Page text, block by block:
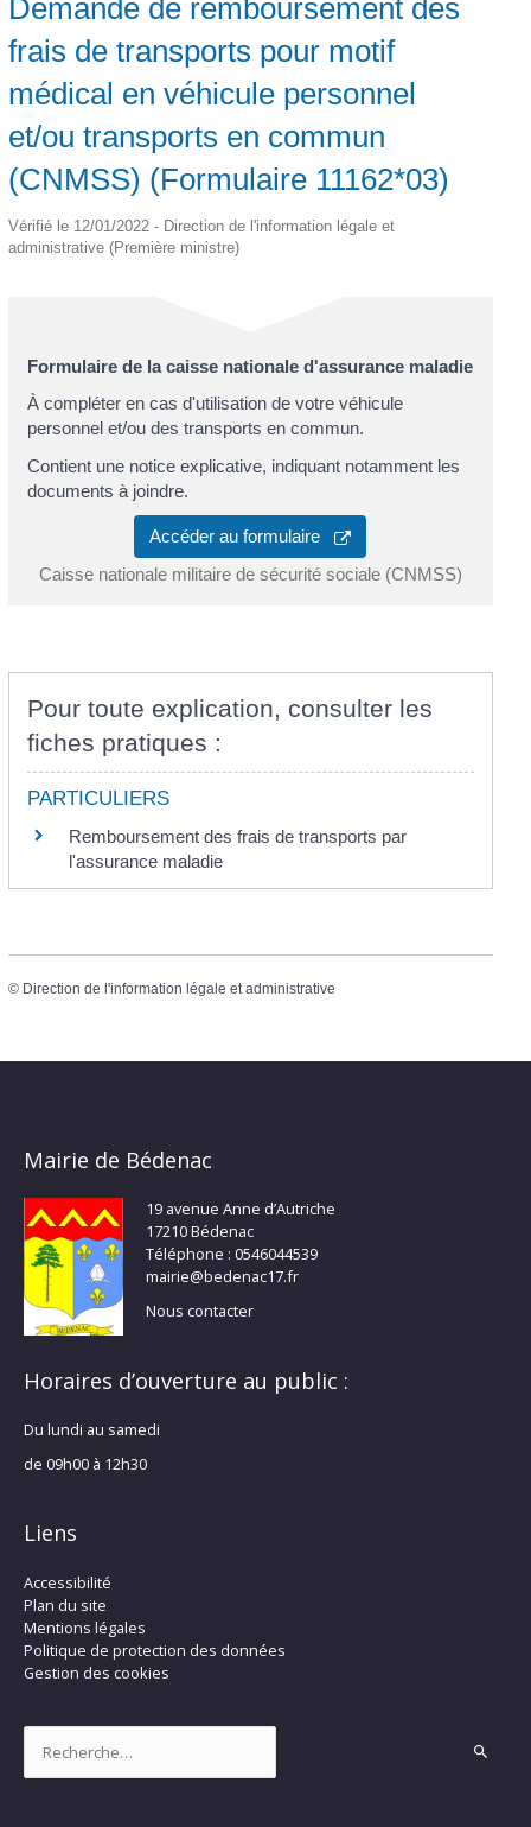
Demande de remboursement des
frais de transports pour motif
médical en véhicule personnel
et/ou transports en commun
(CNMSS) (Formulaire 11162*03)
Vérifié le 12/01/2022 - Direction de l'information légale et
administrative (Première ministre)
Formulaire de la caisse nationale d'assurance maladie
À compléter en cas d'utilisation de votre véhicule
personnel et/ou des transports en commun.
Contient une notice explicative, indiquant notamment les
documents à joindre.
Accéder au formulaire
Caisse nationale militaire de sécurité sociale (CNMSS)
Pour toute explication, consulter les
fiches pratiques :
PARTICULIERS
Remboursement des frais de transports par
l'assurance maladie
© Direction de l'information légale et administrative
Mairie de Bédenac
19 avenue Anne d’Autriche
17210 Bédenac
Téléphone : 0546044539
mairie@bedenac17.fr
Nous contacter
Horaires d’ouverture au public :
Du lundi au samedi
de 09h00 à 12h30
Liens
Accessibilité
Plan du site
Mentions légales
Politique de protection des données
Gestion des cookies